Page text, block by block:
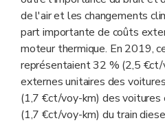
de l'air et les changements
part importante de coûts
moteur thermique. En 2019,
représentaient 32 % (2,5
externes unitaires des
(1,7 €ct/voy-km) des
(1,7 €ct/voy-km) du train